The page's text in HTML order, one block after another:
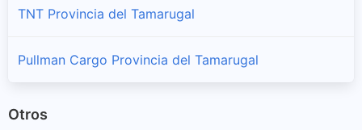
TNT Provincia del Tamarugal
Pullman Cargo Provincia del Tamarugal
Otros